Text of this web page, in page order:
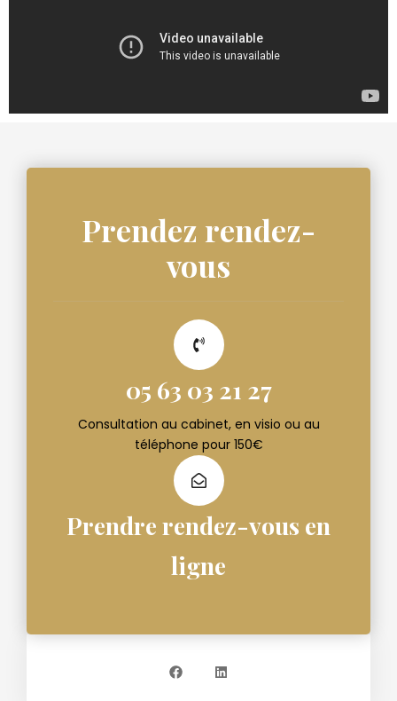
F
c
e
L
n
k
Prendez rendez-
vous
05 63 03 21 27
Consultation au cabinet, en visio ou au
téléphone pour 150€
Prendre rendez-vous en
ligne